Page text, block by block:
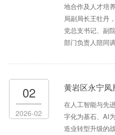
地合作及人才培
局副局长王牡丹
党总支书记、副
部门负责人陪同
02
2026-02
黄岩区永宁凤凰学
在人工智能与先
字化为基石、AI
造业转型升级的